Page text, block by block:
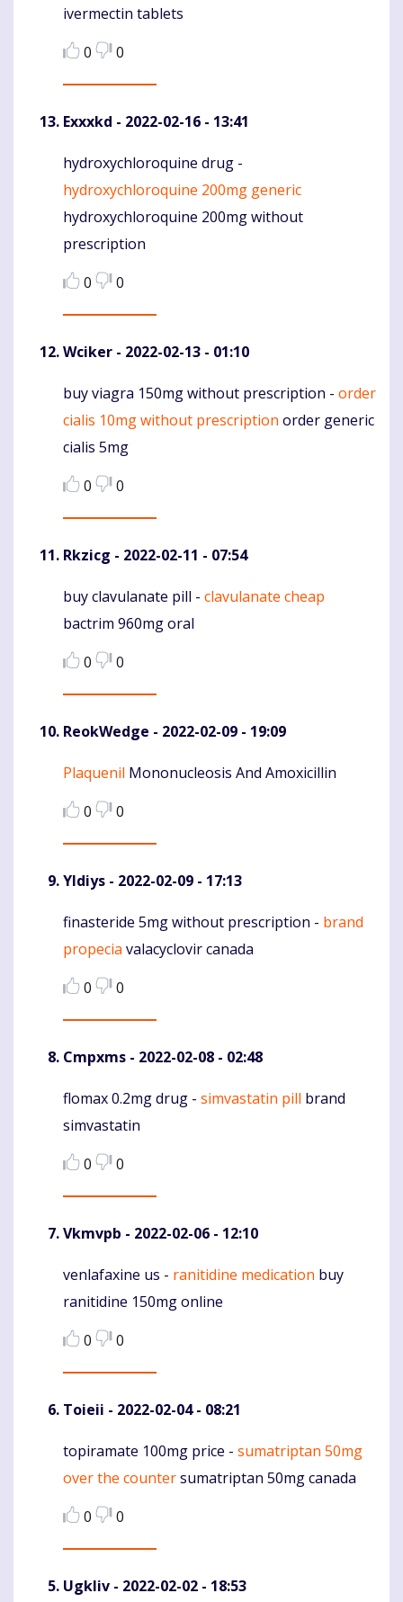
ivermectin tablets
0
0
Exxxkd - 2022-02-16 - 13:41
Komentaras
hydroxychloroquine drug -
hydroxychloroquine 200mg generic
hydroxychloroquine 200mg without
prescription
0
0
Wciker - 2022-02-13 - 01:10
Komentaras
buy viagra 150mg without prescription - order
cialis 10mg without prescription order generic
cialis 5mg
0
0
Rkzicg - 2022-02-11 - 07:54
Komentaras
buy clavulanate pill - clavulanate cheap
bactrim 960mg oral
0
0
ReokWedge - 2022-02-09 - 19:09
Komentaras
Plaquenil Mononucleosis And Amoxicillin
0
0
Yldiys - 2022-02-09 - 17:13
Komentaras
finasteride 5mg without prescription - brand
propecia valacyclovir canada
0
0
Cmpxms - 2022-02-08 - 02:48
Komentaras
flomax 0.2mg drug - simvastatin pill brand
simvastatin
0
0
Vkmvpb - 2022-02-06 - 12:10
Komentaras
venlafaxine us - ranitidine medication buy
ranitidine 150mg online
0
0
Toieii - 2022-02-04 - 08:21
Komentaras
topiramate 100mg price - sumatriptan 50mg
over the countersumatriptan 50mg canada
0
0
Ugkliv - 2022-02-02 - 18:53